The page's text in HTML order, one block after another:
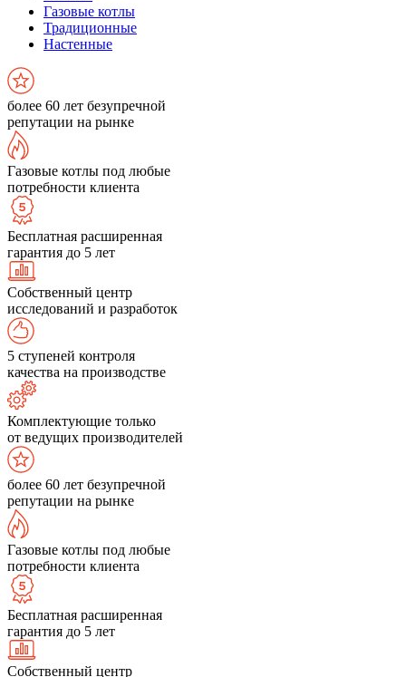
Газовые котлы
Традиционные
Настенные
более 60 лет безупречной
репутации на рынке
Газовые котлы под любые
потребности клиента
Бесплатная расширенная
гарантия до 5 лет
Собственный центр
исследований и разработок
5 ступеней контроля
качества на производстве
Комплектующие только
от ведущих производителей
более 60 лет безупречной
репутации на рынке
Газовые котлы под любые
потребности клиента
Бесплатная расширенная
гарантия до 5 лет
Собственный центр